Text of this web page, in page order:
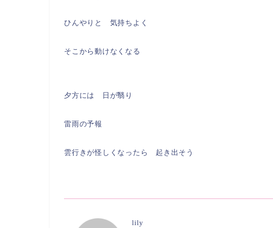
ひんやりと 気持ちよく
そこから動けなくなる
夕方には 日が翳り
雷雨の予報
雲行きが怪しくなったら 起き出そう
lily